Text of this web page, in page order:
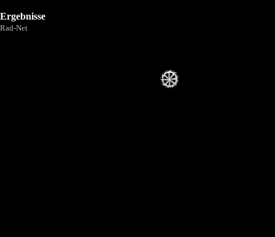
Ergebnisse
Rad-Net